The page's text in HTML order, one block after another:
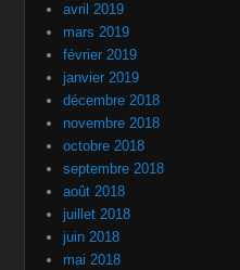
avril 2019
mars 2019
février 2019
janvier 2019
décembre 2018
novembre 2018
octobre 2018
septembre 2018
août 2018
juillet 2018
juin 2018
mai 2018